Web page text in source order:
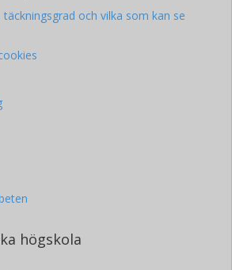
och vilka som kan se
högskola